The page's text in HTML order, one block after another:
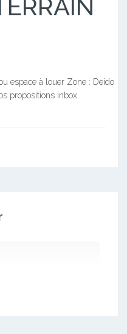
espace à louer Zone : Deido
propositions inbox